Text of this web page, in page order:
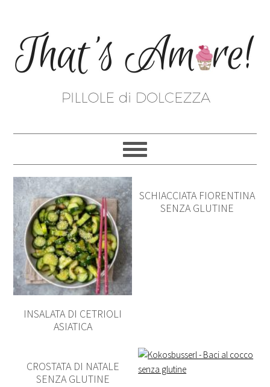
INSALATA DI CETRIOLI
ASIATICA
SCHIACCIATA FIORENTINA
SENZA GLUTINE
CROSTATA DI NATALE
SENZA GLUTINE